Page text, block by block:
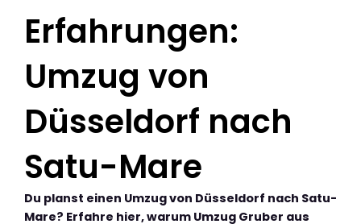
Erfahrungen:
Umzug von
Düsseldorf nach
Satu-Mare
Du planst einen Umzug von Düsseldorf nach Satu-
Mare? Erfahre hier, warum Umzug Gruber aus